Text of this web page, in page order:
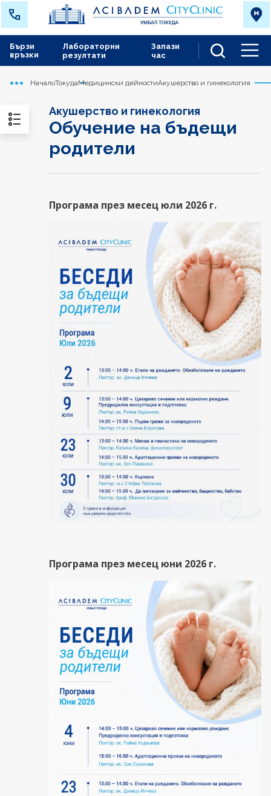
Лабораторни
резултати
Запази
час
Бързи
връзки
НачалоТокудаМедицински дейностиАкушерство и гинекология
Акушерство и гинекология
Обучение на бъдещи
родители
Програма през месец юли 2026 г.
Програма през месец юни 2026 г.